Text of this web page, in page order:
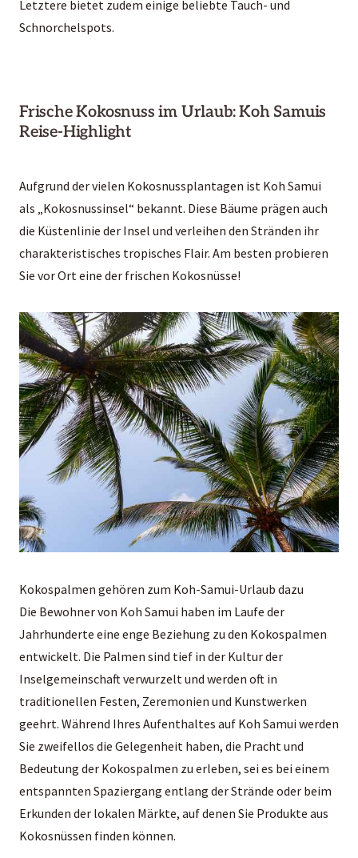
Letztere bietet zudem einige beliebte Tauch- und
Schnorchelspots.
Frische Kokosnuss im Urlaub: Koh Samuis
Reise-Highlight
Aufgrund der vielen Kokosnussplantagen ist Koh Samui
als „Kokosnussinsel“ bekannt. Diese Bäume prägen auch
die Küstenlinie der Insel und verleihen den Stränden ihr
charakteristisches tropisches Flair. Am besten probieren
Sie vor Ort eine der frischen Kokosnüsse!
Kokospalmen gehören zum Koh-Samui-Urlaub dazu
Die Bewohner von Koh Samui haben im Laufe der
Jahrhunderte eine enge Beziehung zu den Kokospalmen
entwickelt. Die Palmen sind tief in der Kultur der
Inselgemeinschaft verwurzelt und werden oft in
traditionellen Festen, Zeremonien und Kunstwerken
geehrt. Während Ihres Aufenthaltes auf Koh Samui werden
Sie zweifellos die Gelegenheit haben, die Pracht und
Bedeutung der Kokospalmen zu erleben, sei es bei einem
entspannten Spaziergang entlang der Strände oder beim
Erkunden der lokalen Märkte, auf denen Sie Produkte aus
Kokosnüssen finden können.